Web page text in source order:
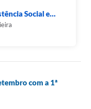
Social e...
com a 1ª